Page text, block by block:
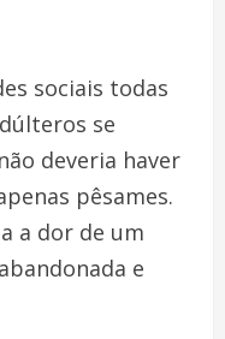
sociais todas
se
deveria haver
pêsames.
a dor de um
e